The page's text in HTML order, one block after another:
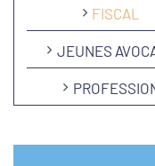
FISCAL
JEUNES